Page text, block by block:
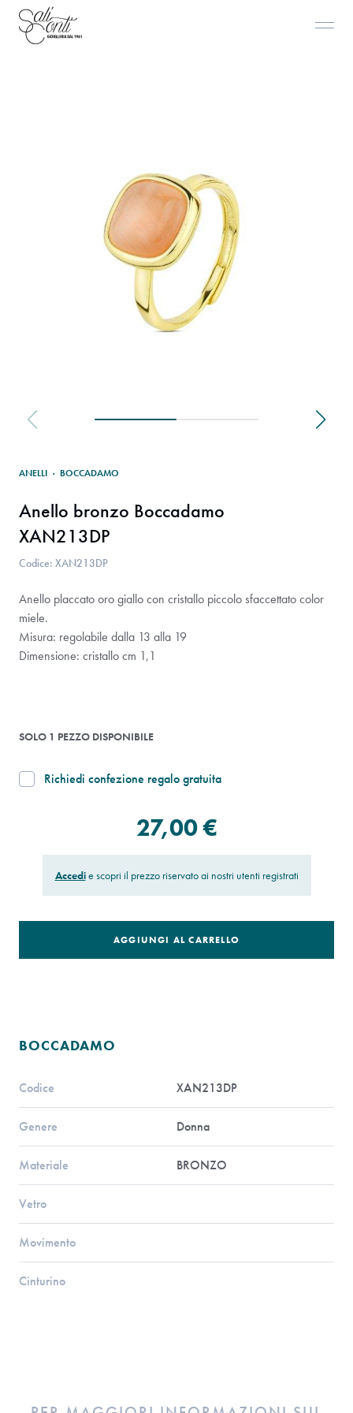
ANELLI · BOCCADAMO
Anello bronzo Boccadamo
XAN213DP
Codice: XAN213DP
Anello placcato oro giallo con cristallo piccolo sfaccettato color
miele.
Misura: regolabile dalla 13 alla 19
Dimensione: cristallo cm 1,1
SOLO 1 PEZZO DISPONIBILE
Richiedi confezione regalo gratuita
27,00 €
Accedie scopri il prezzo riservato ai nostri utenti registrati
AGGIUNGI AL CARRELLO
BOCCADAMO
Codice XAN213DP
Genere Donna
Materiale BRONZO
Vetro
Movimento
Cinturino